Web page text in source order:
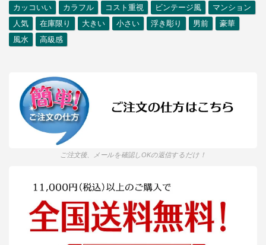
カッコいい
カラフル コスト重視 ビンテージ風
マンション
人気
在庫限り 大きい 小さい 浮き彫り 男前
豪華
風水
高級感
ご注文後、メールを確認しOKの返信するだけ！